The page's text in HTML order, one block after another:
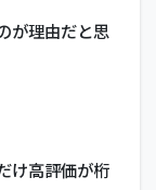
が理由だと思
け高評価が桁